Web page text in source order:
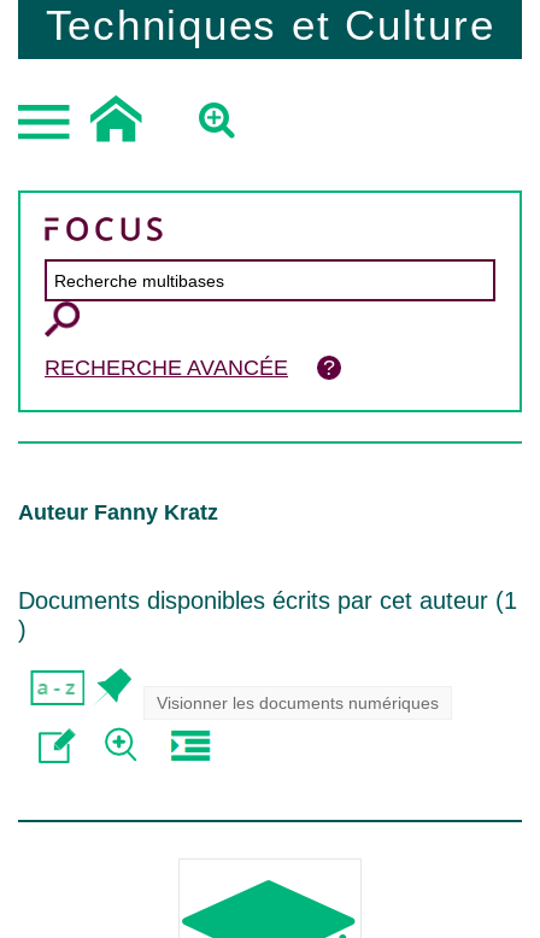
Techniques et Culture
RECHERCHE AVANCÉE
Auteur Fanny Kratz
Documents disponibles écrits par cet auteur (1
)
Visionner les documents numériques